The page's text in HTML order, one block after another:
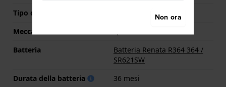
Tipo di display
Meccanismo
Batteria
Batteria Renata R364 364 /
SR621SW
Durata della batteria
36 mesi
Non ora